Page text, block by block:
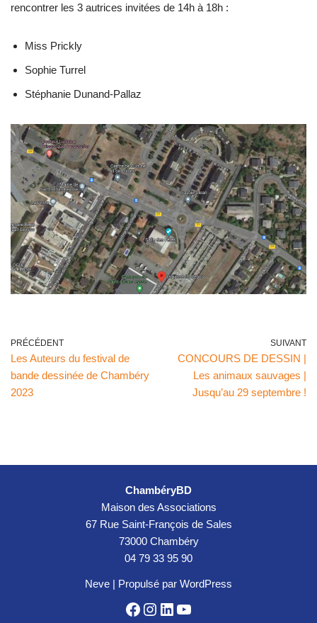
rencontrer les 3 autrices invitées de 14h à 18h :
Miss Prickly
Sophie Turrel
Stéphanie Dunand-Pallaz
PRÉCÉDENT
Les Auteurs du festival de
bande dessinée de Chambéry
2023
SUIVANT
CONCOURS DE DESSIN |
Les animaux sauvages |
Jusqu’au 29 septembre !
ChambéryBD
Maison des Associations
67 Rue Saint-François de Sales
73000 Chambéry
04 79 33 95 90
Neve | Propulsé par WordPress